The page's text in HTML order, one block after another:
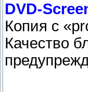
DVD-
Копия c
Качество